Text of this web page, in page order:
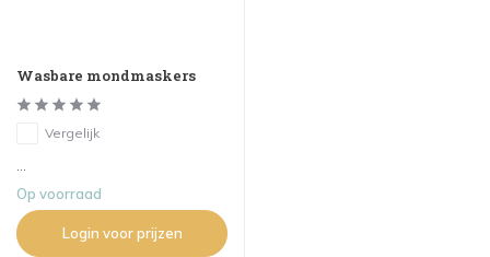
Wasbare mondmaskers
Vergelijk
...
Op voorraad
Login voor prijzen